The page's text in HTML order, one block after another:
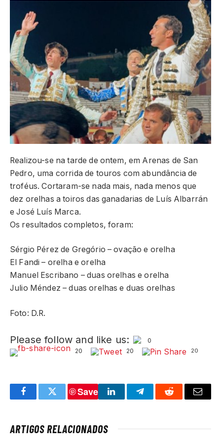
Realizou-se na tarde de ontem, em Arenas de San
Pedro, uma corrida de touros com abundância de
troféus. Cortaram-se nada mais, nada menos que
dez orelhas a toiros das ganadarias de Luís Albarrán
e José Luís Marca.
Os resultados completos, foram:
Sérgio Pérez de Gregório – ovação e orelha
El Fandi – orelha e orelha
Manuel Escribano – duas orelhas e orelha
Julio Méndez – duas orelhas e duas orelhas
Foto: D.R.
Please follow and like us:
0
20
20 20
FacebookTwitter
Save
LinkedInTelegramReddit Email
ARTIGOS RELACIONADOS